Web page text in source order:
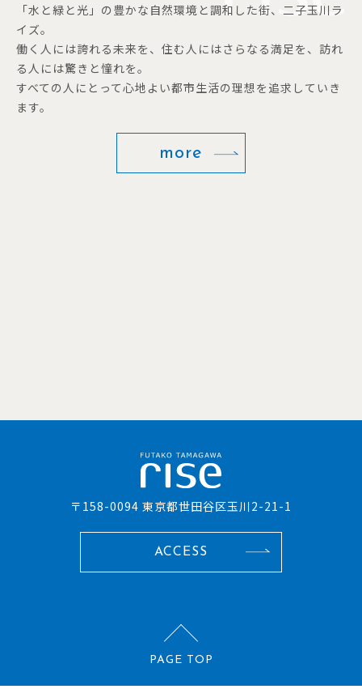
「水と緑と光」の豊かな自然環境と調和した街、二子玉川ラ
イズ。
働く人には誇れる未来を、住む人にはさらなる満足を、訪れ
る人には驚きと憧れを。
すべての人にとって心地よい都市生活の理想を追求していき
ます。
more
〒158-0094 東京都世田谷区玉川2-21-1
ACCESS
PAGE TOP